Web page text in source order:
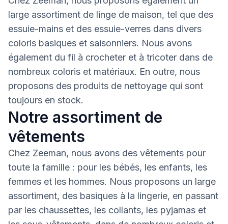
large assortiment de linge de maison, tel que des
essuie-mains et des essuie-verres dans divers
coloris basiques et saisonniers. Nous avons
également du fil à crocheter et à tricoter dans de
nombreux coloris et matériaux. En outre, nous
proposons des produits de nettoyage qui sont
toujours en stock.
Notre assortiment de
vêtements
Chez Zeeman, nous avons des vêtements pour
toute la famille : pour les bébés, les enfants, les
femmes et les hommes. Nous proposons un large
assortiment, des basiques à la lingerie, en passant
par les chaussettes, les collants, les pyjamas et